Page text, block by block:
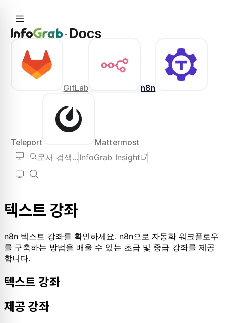
GitLab n8n
Teleport Mattermost
문서 검색... InfoGrab Insight
텍스트 강좌
n8n 텍스트 강좌를 확인하세요. n8n으로 자동화 워크플로우
를 구축하는 방법을 배울 수 있는 초급 및 중급 강좌를 제공
합니다.
텍스트 강좌
제공 강좌